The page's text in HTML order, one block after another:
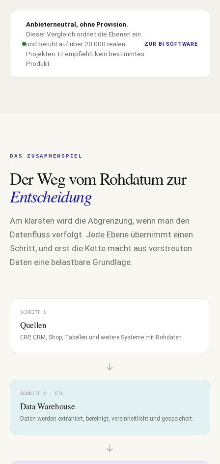
Anbieterneutral, ohne Provision.
Dieser Vergleich ordnet die Ebenen ein
und beruht auf über 20.000 realen
Projekten. Er empfiehlt kein bestimmtes
Produkt.
ZUR BI SOFTWARE
DAS ZUSAMMENSPIEL
Der Weg vom Rohdatum zur
Entscheidung
Am klarsten wird die Abgrenzung, wenn man den
Datenfluss verfolgt. Jede Ebene übernimmt einen
Schritt, und erst die Kette macht aus verstreuten
Daten eine belastbare Grundlage.
SCHRITT 1
Quellen
ERP, CRM, Shop, Tabellen und weitere Systeme mit Rohdaten.
→
SCHRITT 2 · ETL
Data Warehouse
Daten werden extrahiert, bereinigt, vereinheitlicht und gespeichert.
→